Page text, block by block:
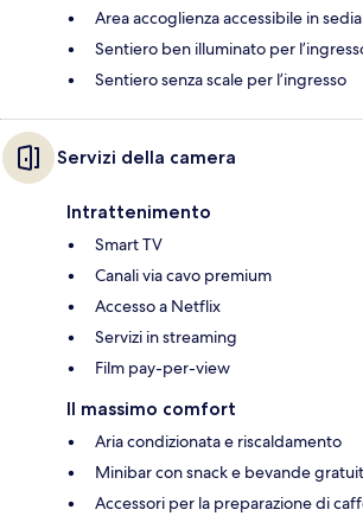
Area accoglienza accessibile in
Sentiero ben illuminato per
Sentiero senza scale per l’ingresso
Servizi della camera
Intrattenimento
Smart TV
Canali via cavo premium
Accesso a Netflix
Servizi in streaming
Film pay-per-view
Il massimo comfort
Aria condizionata e riscaldamento
Minibar con snack e bevande
Accessori per la preparazione di